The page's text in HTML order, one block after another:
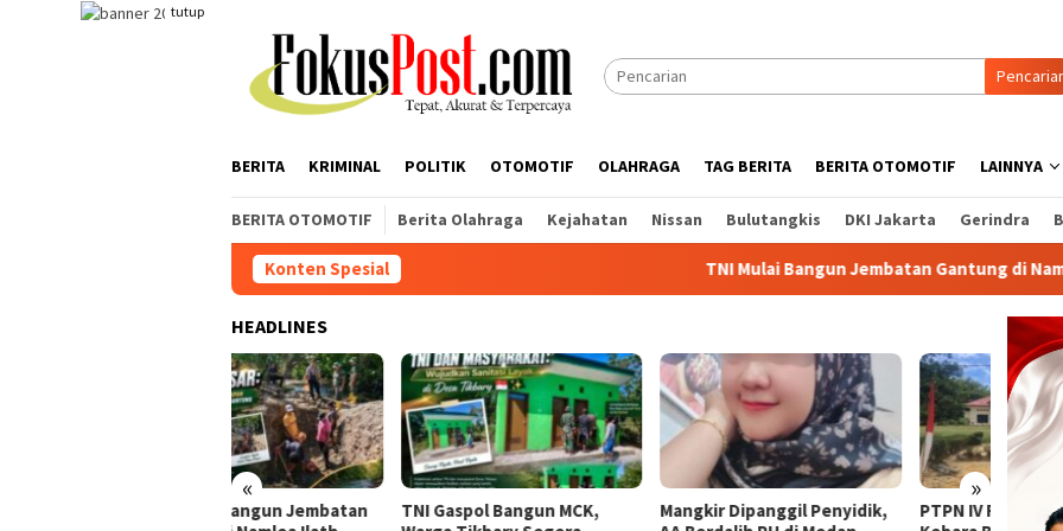
tutup
BERITA KRIMINAL POLITIK OTOMOTIF OLAHRAGA TAG BERITA BERITA OTOMOTIF LAINNYA
BERITA OTOMOTIF Berita Olahraga Kejahatan Nissan Bulutangkis DKI Jakarta Gerindra
Konten Spesial TNI Mulai Bangun Jembatan Gantung di Namlea Ilath
HEADLINES
« »
TNI Gaspol Bangun MCK,
Mangkir Dipanggil Penyidik,
PTPN IV Regional I Kebun Sei
8